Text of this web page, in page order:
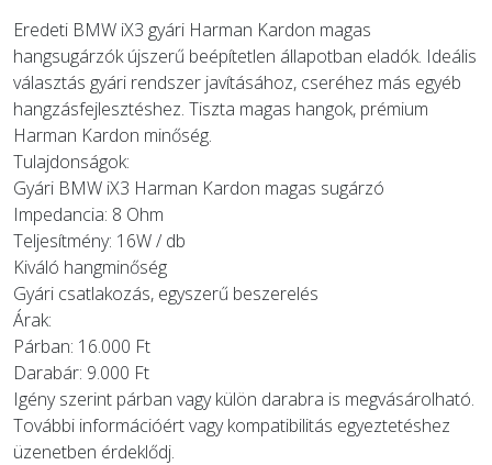
Eredeti BMW iX3 gyári Harman Kardon magas
hangsugárzók újszerű beépítetlen állapotban eladók. Ideális
választás gyári rendszer javításához, cseréhez más egyéb
hangzásfejlesztéshez. Tiszta magas hangok, prémium
Harman Kardon minőség.
Tulajdonságok:
Gyári BMW iX3 Harman Kardon magas sugárzó
Impedancia: 8 Ohm
Teljesítmény: 16W / db
Kiváló hangminőség
Gyári csatlakozás, egyszerű beszerelés
Árak:
Párban: 16.000 Ft
Darabár: 9.000 Ft
Igény szerint párban vagy külön darabra is megvásárolható.
További információért vagy kompatibilitás egyeztetéshez
üzenetben érdeklődj.